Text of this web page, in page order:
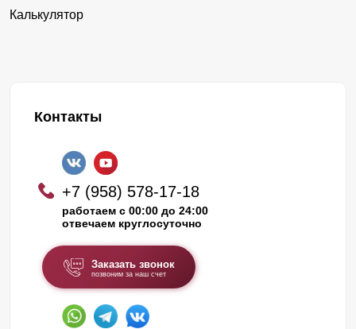
Калькулятор
Контакты
+7 (958) 578-17-18
работаем с 00:00 до 24:00
отвечаем круглосуточно
Заказать звонок
позвоним за наш счет